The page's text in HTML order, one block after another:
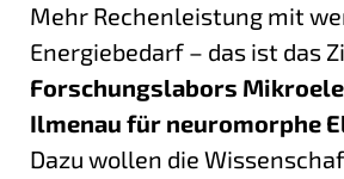
Mehr Rechenleistung mit
Energiebedarf – das ist das
Forschungslabors
Ilmenau für neuromorphe
Dazu wollen die